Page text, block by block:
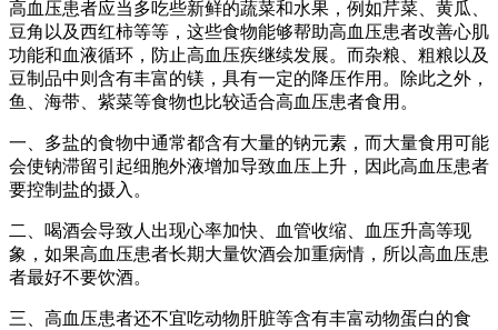
高血压患者应当多吃些新鲜的蔬菜和水果，例如芹菜、黄瓜、
豆角以及西红柿等等，这些食物能够帮助高血压患者改善心肌
功能和血液循环，防止高血压疾继续发展。而杂粮、粗粮以及
豆制品中则含有丰富的镁，具有一定的降压作用。除此之外，
鱼、海带、紫菜等食物也比较适合高血压患者食用。
一、多盐的食物中通常都含有大量的钠元素，而大量食用可能
会使钠滞留引起细胞外液增加导致血压上升，因此高血压患者
要控制盐的摄入。
二、喝酒会导致人出现心率加快、血管收缩、血压升高等现
象，如果高血压患者长期大量饮酒会加重病情，所以高血压患
者最好不要饮酒。
三、高血压患者还不宜吃动物肝脏等含有丰富动物蛋白的食